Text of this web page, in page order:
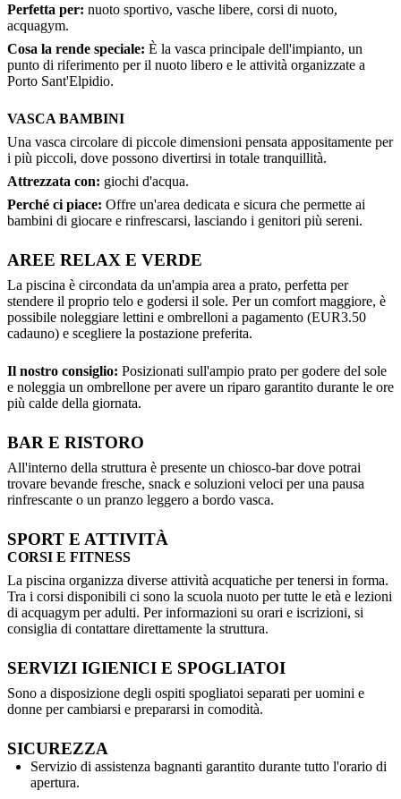
Perfetta per: nuoto sportivo, vasche libere, corsi di nuoto,
acquagym.
Cosa la rende speciale: È la vasca principale dell'impianto, un
punto di riferimento per il nuoto libero e le attività organizzate a
Porto Sant'Elpidio.
VASCA BAMBINI
Una vasca circolare di piccole dimensioni pensata appositamente per
i più piccoli, dove possono divertirsi in totale tranquillità.
Attrezzata con: giochi d'acqua.
Perché ci piace: Offre un'area dedicata e sicura che permette ai
bambini di giocare e rinfrescarsi, lasciando i genitori più sereni.
AREE RELAX E VERDE
La piscina è circondata da un'ampia area a prato, perfetta per
stendere il proprio telo e godersi il sole. Per un comfort maggiore, è
possibile noleggiare lettini e ombrelloni a pagamento (EUR3.50
cadauno) e scegliere la postazione preferita.
Il nostro consiglio: Posizionati sull'ampio prato per godere del sole
e noleggia un ombrellone per avere un riparo garantito durante le ore
più calde della giornata.
BAR E RISTORO
All'interno della struttura è presente un chiosco-bar dove potrai
trovare bevande fresche, snack e soluzioni veloci per una pausa
rinfrescante o un pranzo leggero a bordo vasca.
SPORT E ATTIVITÀ
CORSI E FITNESS
La piscina organizza diverse attività acquatiche per tenersi in forma.
Tra i corsi disponibili ci sono la scuola nuoto per tutte le età e lezioni
di acquagym per adulti. Per informazioni su orari e iscrizioni, si
consiglia di contattare direttamente la struttura.
SERVIZI IGIENICI E SPOGLIATOI
Sono a disposizione degli ospiti spogliatoi separati per uomini e
donne per cambiarsi e prepararsi in comodità.
SICUREZZA
Servizio di assistenza bagnanti garantito durante tutto l'orario di
apertura.